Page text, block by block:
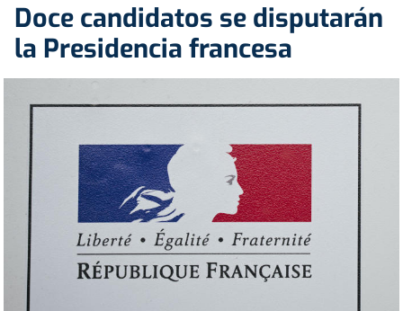
Doce candidatos se disputarán
la Presidencia francesa